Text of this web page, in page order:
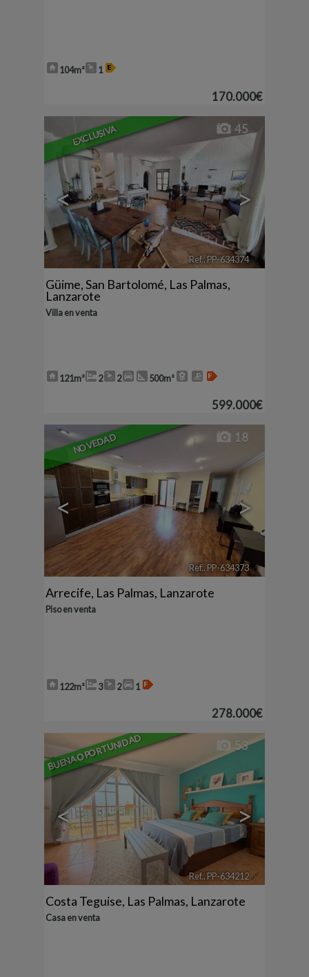
104m² 1
170.000€
EXCLUSIVA
< >
45
Ref.. PP-634374 🔗
Güime,San Bartolomé, Las Palmas,
Lanzarote
Villa en venta
121m² 2 2 500m²
599.000€
NOVEDAD
< >
18
Ref.. PP-634373🔗
Arrecife, Las Palmas, Lanzarote
Piso en venta
122m² 3 2 1
278.000€
BUENA OPORTUNIDAD
< >
53
Ref.. PP-634212🔗
Costa Teguise, Las Palmas, Lanzarote
Casa en venta